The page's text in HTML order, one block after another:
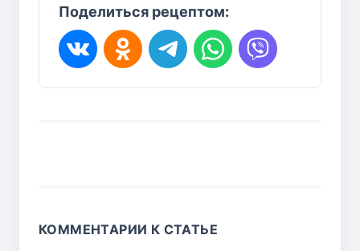
Поделиться рецептом:
КОММЕНТАРИИ К СТАТЬЕ